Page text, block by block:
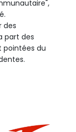
des
part des
pointées du